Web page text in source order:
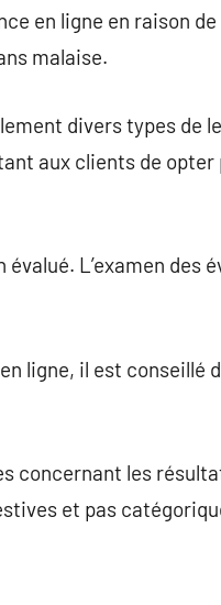
en ligne en raison de
malaise.
divers types de
aux clients de opter
L’examen des
ligne, il est conseillé
les
et pas